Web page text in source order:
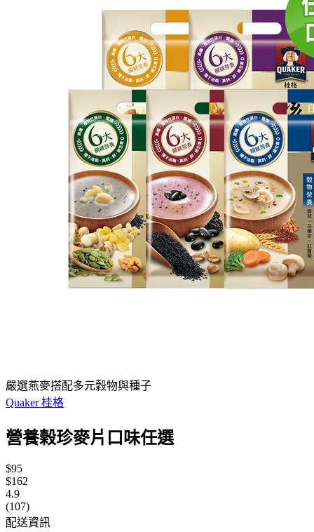
嚴選燕麥搭配多元穀物與種子
Quaker 桂格
營養榖珍麥片口味任選
$95
$162
4.9
(107)
配送資訊